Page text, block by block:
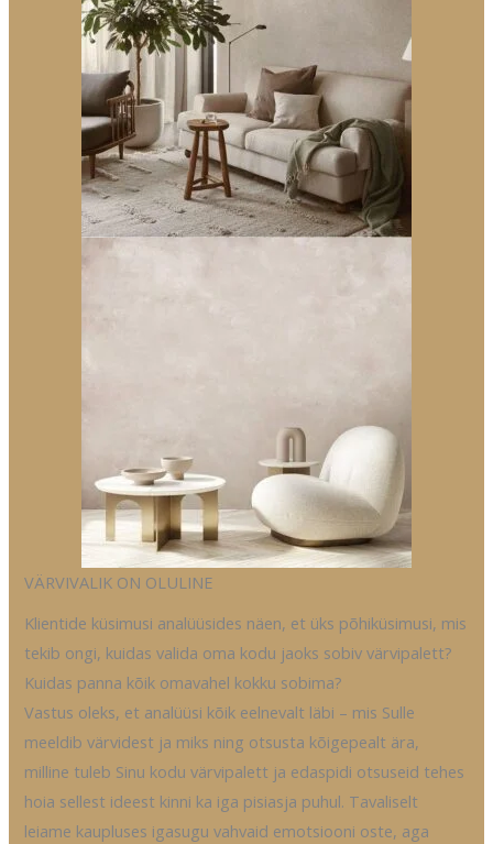
VÄRVIVALIK ON OLULINE
Klientide küsimusi analüüsides näen, et üks põhiküsimusi, mis
tekib ongi, kuidas valida oma kodu jaoks sobiv värvipalett?
Kuidas panna kõik omavahel kokku sobima?
Vastus oleks, et analüüsi kõik eelnevalt läbi – mis Sulle
meeldib värvidest ja miks ning otsusta kõigepealt ära,
milline tuleb Sinu kodu värvipalett ja edaspidi otsuseid tehes
hoia sellest ideest kinni ka iga pisiasja puhul. Tavaliselt
leiame kaupluses igasugu vahvaid emotsiooni oste, aga